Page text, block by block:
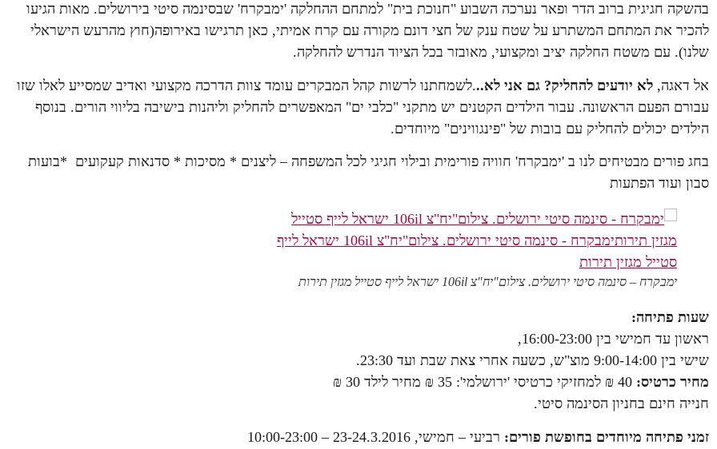
בהשקה חגיגית ברוב הדר ופאר נערכה השבוע "חנוכת בית" למתחם ההחלקה 'ימבקרח' שבסינמה סיטי בירושלים. מאות הגיעו
להכיר את המתחם המשתרע על שטח ענק של חצי דונם מקורה עם קרח אמיתי, כאן תרגישו באירופה(חוץ מהרעש הישראלי
שלנו). עם משטח החלקה יציב ומקצועי, מאובזר בכל הציוד הנדרש להחלקה.
אל דאגה, לא יודעים להחליק? גם אני לא...לשמחתנו לרשות קהל המבקרים עומד צוות הדרכה מקצועי ואדיב שמסייע לאלו שזו
עבורם הפעם הראשונה. עבור הילדים הקטנים יש מתקני "כלבי ים" המאפשרים להחליק וליהנות בישיבה בליווי הורים. בנוסף
הילדים יכולים להחליק עם בובות של "פינגווינים" מיוחדים.
בחג פורים מבטיחים לנו ב 'ימבקרח' חוויה פורימית ובילוי חגיגי לכל המשפחה – ליצנים * מסיכות * סדנאות קעקועים *בועות
סבון ועוד הפתעות
ימבקרח – סינמה סיטי ירושלים. צילום"יח"צ 106il ישראל לייף סטייל מגזין תירות
שעות פתיחה:
ראשון עד חמישי בין 16:00-23:00,
שישי בין 9:00-14:00 מוצ"ש, כשעה אחרי צאת שבת ועד 23:30.
מחיר כרטיס:
חנייה חינם בחניון הסינמה סיטי.
זמני פתיחה מיוחדים בחופשת פורים: רביעי – חמישי, 23-24.3.2016 – 10:00-23:00